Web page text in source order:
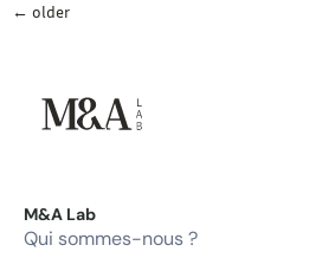
← older
M&A Lab
Qui sommes-nous ?